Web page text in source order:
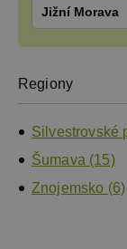
Jižní Morava
Regiony
Silvestrovské
Šumava (15)
Znojemsko (6)